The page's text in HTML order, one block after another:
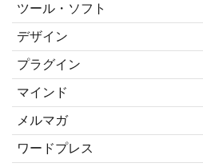
ツール・ソフト
デザイン
プラグイン
マインド
メルマガ
ワードプレス